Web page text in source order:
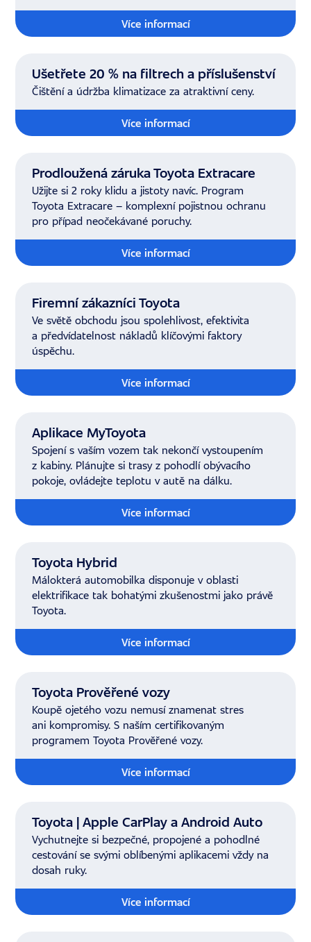
Více informací
Ušetřete 20 % na filtrech a příslušenství
Čištění a údržba klimatizace za atraktivní ceny.
Více informací
Prodloužená záruka Toyota Extracare
Užijte si 2 roky klidu a jistoty navíc. Program
Toyota Extracare – komplexní pojistnou ochranu
pro případ neočekávané poruchy.
Více informací
Firemní zákazníci Toyota
Ve světě obchodu jsou spolehlivost, efektivita
a předvídatelnost nákladů klíčovými faktory
úspěchu.
Více informací
Aplikace MyToyota
Spojení s vaším vozem tak nekončí vystoupením
z kabiny. Plánujte si trasy z pohodlí obývacího
pokoje, ovládejte teplotu v autě na dálku.
Více informací
Toyota Hybrid
Málokterá automobilka disponuje v oblasti
elektrifikace tak bohatými zkušenostmi jako právě
Toyota.
Více informací
Toyota Prověřené vozy
Koupě ojetého vozu nemusí znamenat stres
ani kompromisy. S naším certifikovaným
programem Toyota Prověřené vozy.
Více informací
Toyota | Apple CarPlay a Android Auto
Vychutnejte si bezpečné, propojené a pohodlné
cestování se svými oblíbenými aplikacemi vždy na
dosah ruky.
Více informací